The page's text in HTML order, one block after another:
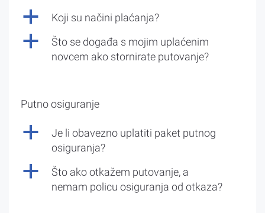
a Koji su načini plaćanja?
a
Što se događa s mojim uplaćenim
novcem ako stornirate putovanje?
Putno osiguranje
a
Je li obavezno uplatiti paket putnog
osiguranja?
a
Što ako otkažem putovanje, a
nemam policu osiguranja od otkaza?